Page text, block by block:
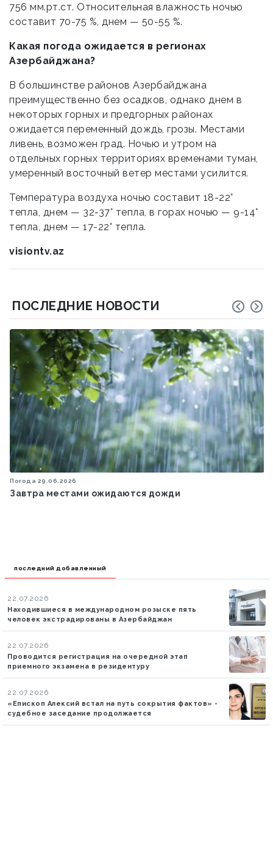
756 мм.рт.ст. Относительная влажность ночью
составит 70-75 %, днем — 50-55 %.
Какая погода ожидается в регионах
Азербайджана?
В большинстве районов Азербайджана
преимущественно без осадков, однако днем в
некоторых горных и предгорных районах
ожидается переменный дождь, грозы. Местами
ливень, возможен град. Ночью и утром на
отдельных горных территориях временами туман,
умеренный восточный ветер местами усилится.
Температура воздуха ночью составит 18-22°
тепла, днем — 32-37° тепла, в горах ночью — 9-14°
тепла, днем — 17-22° тепла.
visiontv.az
ПОСЛЕДНИЕ НОВОСТИ
Погода 29.06.2026
Завтра местами ожидаются дожди
последний добавленный
22.07.2026
Находившиеся в международном розыске пять
человек экстрадированы в Азербайджан
22.07.2026
Проводится регистрация на очередной этап
приемного экзамена в резидентуру
22.07.2026
«Епископ Алексий встал на путь сокрытия фактов» -
судебное заседание продолжается